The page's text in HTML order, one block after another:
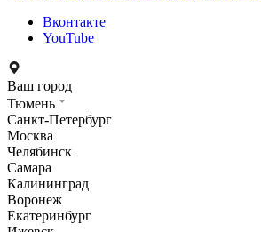
Вконтакте
YouTube
Ваш город
Тюмень
Санкт-Петербург
Москва
Челябинск
Самара
Калининград
Воронеж
Екатеринбург